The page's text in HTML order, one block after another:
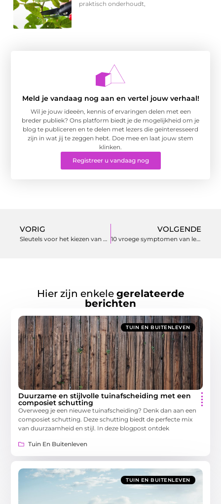
praktisch onderhoudt,
Meld je vandaag nog aan en vertel jouw verhaal!
Wil je jouw ideeën, kennis of ervaringen delen met een
breder publiek? Ons platform biedt je de mogelijkheid om je
blog te publiceren en te delen met lezers die geïnteresseerd
zijn in wat jij te zeggen hebt. Doe mee en laat jouw stem
klinken.
Registreer u vandaag nog
VORIG
Sleutels voor het kiezen van het beste puppyvoer
VOLGENDE
10 vroege symptomen van leververvetting die u moet weten
Hier zijn enkele gerelateerde
berichten
TUIN EN BUITENLEVEN
Duurzame en stijlvolle tuinafscheiding met een
composiet schutting
Overweeg je een nieuwe tuinafscheiding? Denk dan aan een
composiet schutting. Deze schutting biedt de perfecte mix
van duurzaamheid en stijl. In deze blogpost ontdek
Tuin En Buitenleven
TUIN EN BUITENLEVEN